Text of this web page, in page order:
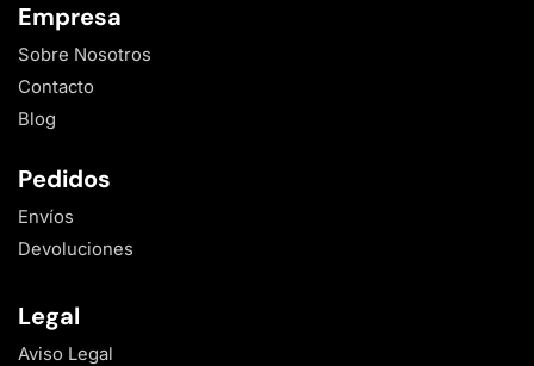
Empresa
Sobre Nosotros
Contacto
Blog
Pedidos
Envíos
Devoluciones
Legal
Aviso Legal